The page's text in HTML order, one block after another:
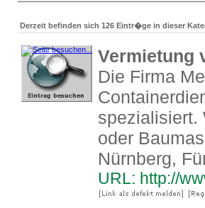
Derzeit befinden sich 126 Eintr�ge in dieser
Vermietung
Die Firma
spezialisiert.
oder
Nürnberg,
URL: http://